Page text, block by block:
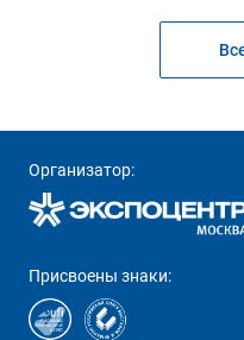
Организатор:
Присвоены знаки: